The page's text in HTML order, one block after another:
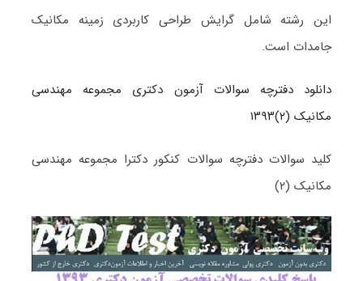
این رشته شامل گرایش طراحی کاربردی زمینه مکانیک
جامدات است.
دانلود دفترچه سوالات آزمون دکتری مجموعه مهندسی
مکانیک (۲)۱۳۹۳
کلید سوالات دفترچه سوالات کنکور دکترا مجموعه مهندسی
مکانیک (۲)